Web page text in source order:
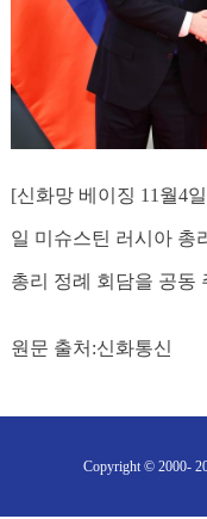
[신화망 베이징 11월4
일 미슈스틴 러시아 총
총리 정례 회담을 공동
원문 출처:신화통신
Copyright © 2000-